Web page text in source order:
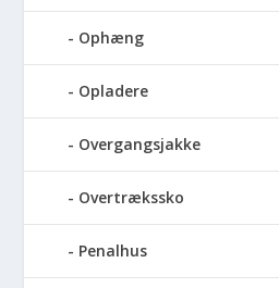
Ophæng
Opladere
Overgangsjakke
Overtrækssko
Penalhus